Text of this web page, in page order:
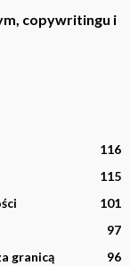
copywritingu i
116
115
101
97
granicą
96